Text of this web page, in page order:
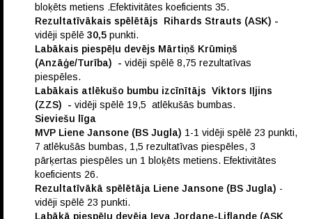
bloķēts metiens .Efektivitātes koeficients 35.
Rezultatīvākais spēlētājs Rihards Strauts (ASK) -
vidēji spēlē 30,5 punkti.
Labākais piespēļu devējs Mārtiņš Krūmiņš
(Anzāģe/Turība) - vidēji spēlē 8,75 rezultatīvas
piespēles.
Labākais atlēkušo bumbu izcīnītājs Viktors Iļjins
(ZZS) - vidēji spēlē 19,5 atlēkušās bumbas.
Sieviešu līga
MVP Liene Jansone (BS Jugla) 1-1 vidēji spēlē 23 punkti,
7 atlēkušās bumbas, 1,5 rezultatīvas piespēles, 3
pārķertas piespēles un 1 bloķēts metiens. Efektivitātes
koeficients 26.
Rezultatīvākā spēlētāja Liene Jansone (BS Jugla) -
vidēji spēlē 23 punkti.
Labākā piespēļu devēja Ieva Jordane-Liflande (ASK